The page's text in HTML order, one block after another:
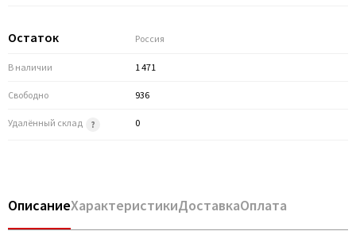
Остаток Россия
В наличии 1 471
Свободно 936
Удалённый склад 0
ОписаниеХарактеристикиДоставкаОплата